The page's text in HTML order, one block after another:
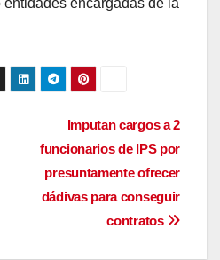
encargadas de la
Imputan cargos a 2
funcionarios de IPS por
presuntamente ofrecer
dádivas para conseguir
contratos